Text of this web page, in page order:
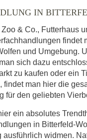
IN
Zoo & Co., Futterhaus
findet
und Umgebung.
sich dazu
zu kaufen oder ein
findet man hier die
für den geliebten
ein absolutes
in Bitterfeld-
ausführlich widmen.